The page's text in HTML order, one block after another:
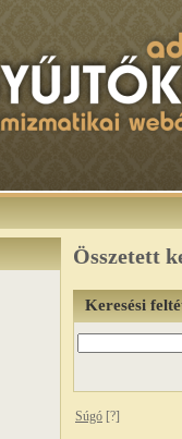
Összetett
Keresési
Súgó [?]